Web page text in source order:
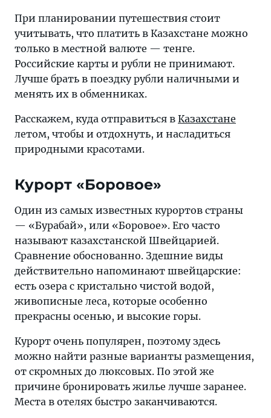
При планировании путешествия стоит
учитывать, что платить в Казахстане можно
только в местной валюте — тенге.
Российские карты и рубли не принимают.
Лучше брать в поездку рубли наличными и
менять их в обменниках.
Расскажем, куда отправиться в Казахстане
летом, чтобы и отдохнуть, и насладиться
природными красотами.
Курорт «Боровое»
Один из самых известных курортов страны
— «Бурабай», или «Боровое». Его часто
называют казахстанской Швейцарией.
Сравнение обоснованно. Здешние виды
действительно напоминают швейцарские:
есть озера с кристально чистой водой,
живописные леса, которые особенно
прекрасны осенью, и высокие горы.
Курорт очень популярен, поэтому здесь
можно найти разные варианты размещения,
от скромных до люксовых. По этой же
причине бронировать жилье лучше заранее.
Места в отелях быстро заканчиваются.